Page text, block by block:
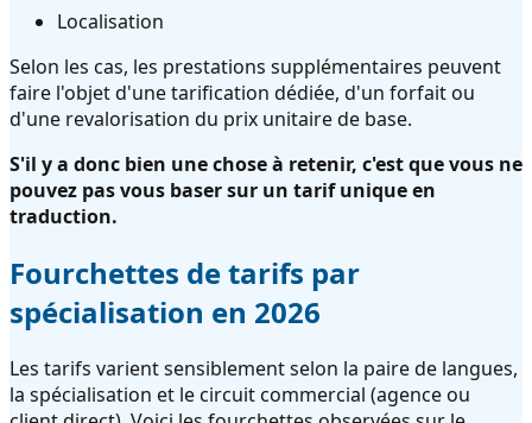
Localisation
Selon les cas, les prestations supplémentaires peuvent
faire l'objet d'une tarification dédiée, d'un forfait ou
d'une revalorisation du prix unitaire de base.
S'il y a donc bien une chose à retenir, c'est que vous ne
pouvez pas vous baser sur un tarif unique en
traduction.
Fourchettes de tarifs par
spécialisation en 2026
Les tarifs varient sensiblement selon la paire de langues,
la spécialisation et le circuit commercial (agence ou